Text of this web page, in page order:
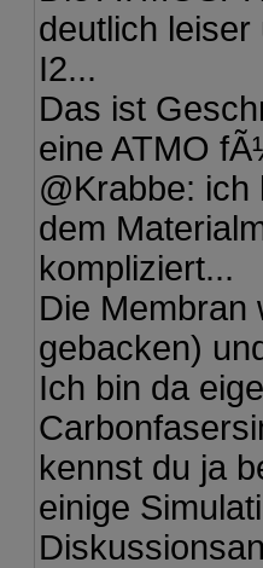
deutlich
I2...
Das ist
eine ATMO
@Krabbe:
dem
kompliziert...
Die Membran
gebacken)
Ich bin da
kennst du ja
einige